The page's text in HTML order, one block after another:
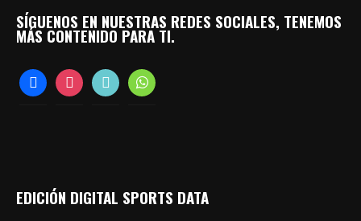
SÍGUENOS EN NUESTRAS REDES SOCIALES, TENEMOS
MÁS CONTENIDO PARA TI.
facebookinstagramtiktok whatsapp
EDICIÓN DIGITAL SPORTS DATA